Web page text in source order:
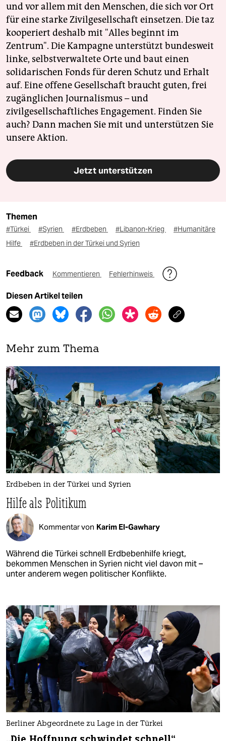
und vor allem mit den Menschen, die sich vor Ort
für eine starke Zivilgesellschaft einsetzen. Die taz
kooperiert deshalb mit "Alles beginnt im
Zentrum". Die Kampagne unterstützt bundesweit
linke, selbstverwaltete Orte und baut einen
solidarischen Fonds für deren Schutz und Erhalt
auf. Eine offene Gesellschaft braucht guten, frei
zugänglichen Journalismus – und
zivilgesellschaftliches Engagement. Finden Sie
auch? Dann machen Sie mit und unterstützen Sie
unsere Aktion.
Jetzt unterstützen
Themen
#Türkei #Syrien #Erdbeben #Libanon-Krieg
#Humanitäre
Hilfe
#Erdbeben in der Türkei und Syrien
Feedback Kommentieren Fehlerhinweis
Diesen Artikel teilen
Mehr zum Thema
Erdbeben in der Türkei und Syrien
Hilfe als Politikum
Kommentar von Karim El-Gawhary
Während die Türkei schnell Erdbebenhilfe kriegt,
bekommen Menschen in Syrien nicht viel davon mit –
unter anderem wegen politischer Konflikte.
Berliner Abgeordnete zu Lage in der Türkei